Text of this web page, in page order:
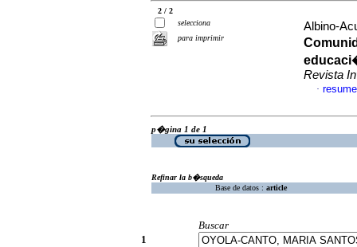
2 / 2
selecciona
para imprimir
Albino-
Revista
·
p�gina 1 de 1
Refinar la b�squeda
Base de datos : article
Buscar
1